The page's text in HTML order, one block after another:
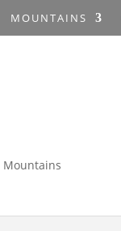
MOUNTAINS
Mountains